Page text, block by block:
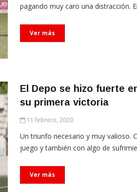
pagando muy caro una distracción.
Ver más
El Depo se hizo fuerte
su primera victoria
11 febrero, 2020
Un triunfo necesario y muy valioso.
juego y también con algo de
Ver más